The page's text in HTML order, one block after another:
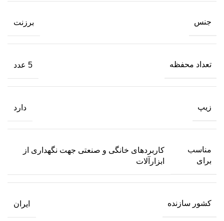
جنس برزنت
تعداد محفظه 5 عدد
زیپ دارد
مناسب
برای
کاربردهای خانگی و صنعتی جهت نگهداری از
ابزارآلات
کشور سازنده ایران